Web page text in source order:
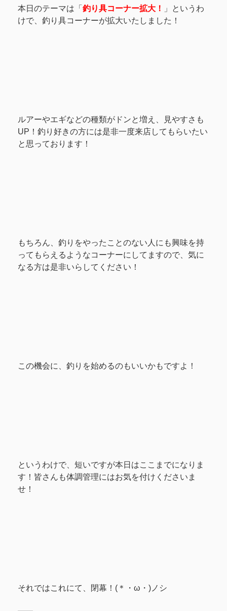
本日のテーマは「 釣り具コーナー拡大！
」というわ
けで、釣り具コーナーが拡大いたしました！
ルアーやエギなどの種類がドンと増え、見やすさも
UP！釣り好きの方には是非一度来店してもらいたい
と思っております！
もちろん、釣りをやったことのない人にも興味を持
ってもらえるようなコーナーにしてますので、気に
なる方は是非いらしてください！
この機会に、釣りを始めるのもいいかもですよ！
というわけで、短いですが本日はここまでになりま
す！皆さんも体調管理にはお気を付けくださいま
せ！
それではこれにて、閉幕！(＊・ω・)ノシ